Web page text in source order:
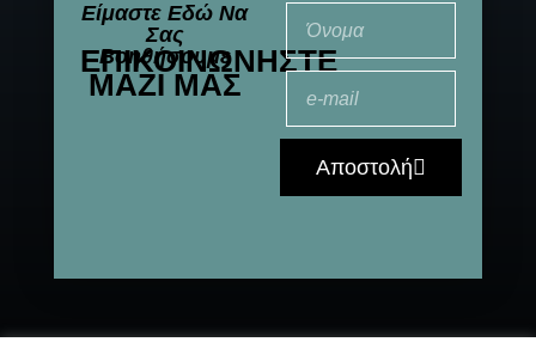
Είμαστε Εδώ Να
Σας
Βοηθήσουμε
ΕΠΙΚΟΙΝΩΝΉΣΤΕ
ΜΑΖΊ ΜΑΣ
Αποστολή